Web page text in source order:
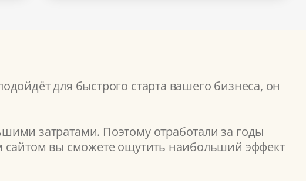
для быстрого старта вашего бизнеса, он
затратами. Поэтому отработали за годы
вы сможете ощутить наибольший эффект